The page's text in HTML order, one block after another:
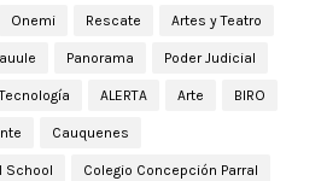
Onemi Rescate Artes y Teatro
Panorama Poder Judicial
Tecnología ALERTA Arte BIRO
Cauquenes
School Colegio Concepción Parral